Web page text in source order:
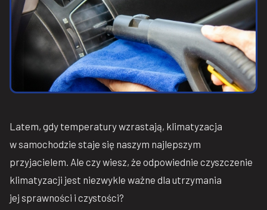
Latem, gdy temperatury wzrastają, klimatyzacja
w samochodzie staje się naszym najlepszym
przyjacielem. Ale czy wiesz, że odpowiednie czyszczenie
klimatyzacji jest niezwykle ważne dla utrzymania
jej sprawności i czystości?